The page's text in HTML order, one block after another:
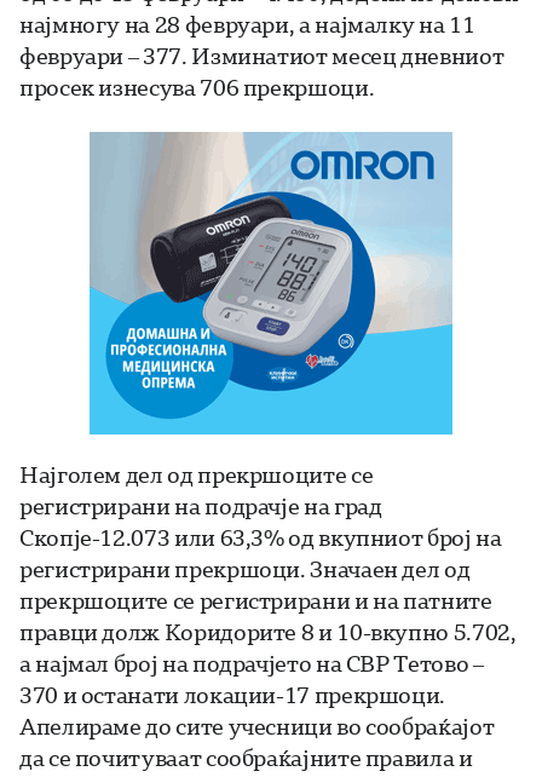
најмногу на 28 февруари, а најмалку на 11
февруари – 377. Изминатиот месец дневниот
просек изнесува 706 прекршоци.
Најголем дел од прекршоците се
регистрирани на подрачје на град
Скопје-12.073 или 63,3% од вкупниот број на
регистрирани прекршоци. Значаен дел од
прекршоците се регистрирани и на патните
правци долж Коридорите 8 и 10-вкупно 5.702,
а најмал број на подрачјето на СВР Тетово –
370 и останати локации-17 прекршоци.
Апелираме до сите учесници во сообраќајот
да се почитуваат сообраќајните правила и